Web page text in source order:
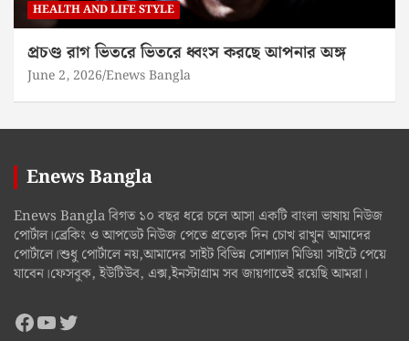
HEALTH AND LIFE STYLE
প্রচণ্ড রাগ ভিতরে ভিতরে ধ্বংস করছে আপনার অঙ্গ
June 2, 2026 Enews Bangla
Enews Bangla
Enews Bangla বিগত ১০ বছর ধরে চলে আসা একটি বাংলা ভাষায় নিউজ
পোর্টাল।ব্রেকিং ও আপডেট নিউজ পেতে প্রত্যেক দিন চোখ রাখুন আমাদের
পোর্টালে।শুধু পোর্টালে নয়,আমাদের সাইট বিভিন্ন সোশ্যাল মিডিয়া সাইটে পেয়ে
যাবেন।ফেসবুক, ইউটিউব, এক্স,ইনস্টাগ্রাম সব জায়গাতেই রয়েছি আমরা।
Facebook
YouTube
Twitter